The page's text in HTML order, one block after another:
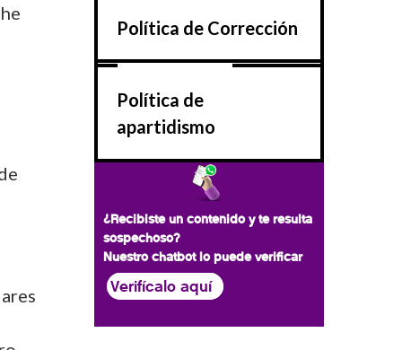
Política de Corrección
Política de
apartidismo
¿Recibiste un contenido y te resulta
sospechoso?
Nuestro chatbot lo puede verificar
Verifícalo aquí